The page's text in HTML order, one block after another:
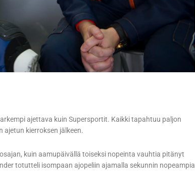
ajettava kuin Supersportit. Kaikki tapahtuu paljon
ajetun kierroksen jälkeen.
kuin aamupäivällä toiseksi nopeinta vauhtia pitänyt
totutteli isompaan ajopeliin ajamalla sekunnin nopeampia